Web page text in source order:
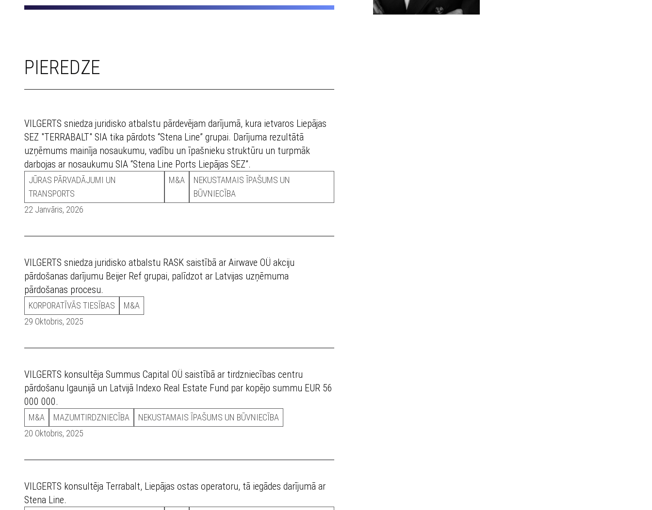
PIEREDZE
VILGERTS sniedza juridisko atbalstu pārdevējam darījumā, kura ietvaros Liepājas
SEZ "TERRABALT" SIA tika pārdots “Stena Line” grupai. Darījuma rezultātā
uzņēmums mainīja nosaukumu, vadību un īpašnieku struktūru un turpmāk
darbojas ar nosaukumu SIA “Stena Line Ports Liepājas SEZ”.
JŪRAS PĀRVADĀJUMI UN
TRANSPORTS
M&A
NEKUSTAMAIS ĪPAŠUMS UN
BŪVNIECĪBA
22 Janvāris, 2026
VILGERTS sniedza juridisko atbalstu RASK saistībā ar Airwave OÜ akciju
pārdošanas darījumu Beijer Ref grupai, palīdzot ar Latvijas uzņēmuma
pārdošanas procesu.
KORPORATĪVĀS TIESĪBAS
M&A
29 Oktobris, 2025
VILGERTS konsultēja Summus Capital OÜ saistībā ar tirdzniecības centru
pārdošanu Igaunijā un Latvijā Indexo Real Estate Fund par kopējo summu EUR 56
000 000.
M&A MAZUMTIRDZNIECĪBA
NEKUSTAMAIS ĪPAŠUMS UN BŪVNIECĪBA
20 Oktobris, 2025
VILGERTS konsultēja Terrabalt, Liepājas ostas operatoru, tā iegādes darījumā ar
Stena Line.